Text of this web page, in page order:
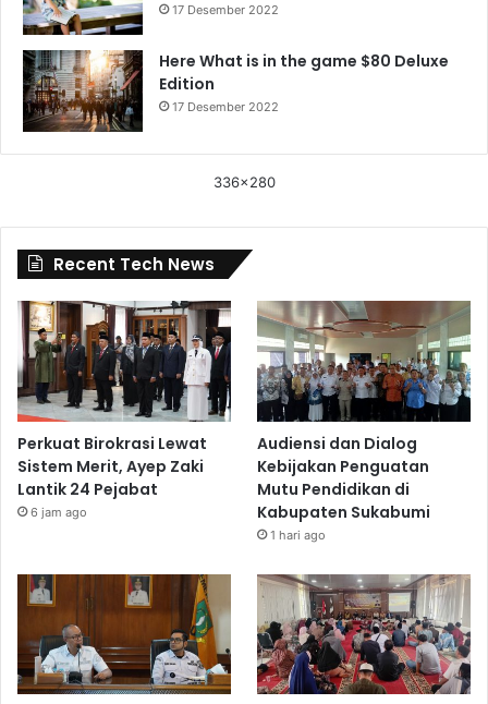
17 Desember 2022
Here What is in the game $80 Deluxe
Edition
17 Desember 2022
336x280
Recent Tech News
Perkuat Birokrasi Lewat
Sistem Merit, Ayep Zaki
Lantik 24 Pejabat
6 jam ago
Audiensi dan Dialog
Kebijakan Penguatan
Mutu Pendidikan di
Kabupaten Sukabumi
1 hari ago